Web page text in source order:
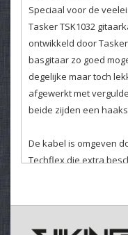
Speciaal voor de
Tasker TSK1032
ontwikkeld door
basgitaar zo goed
degelijke maar toch
afgewerkt met
beide zijden een
De kabel is omgeven
Techflex die extra
De NP2RX-au-silent
deze kabel in en uit